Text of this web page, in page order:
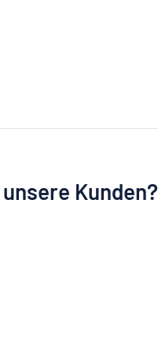
Kunden?